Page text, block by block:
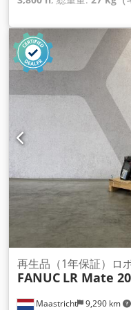
FANUC, コントローラモ
Maastricht 9,290 km
再生品（1年保証）ロ
FANUC LR Mate